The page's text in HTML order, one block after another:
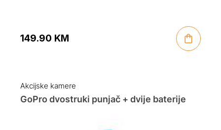
149.90 KM
Akcijske kamere
GoPro dvostruki punjač + dvije baterije